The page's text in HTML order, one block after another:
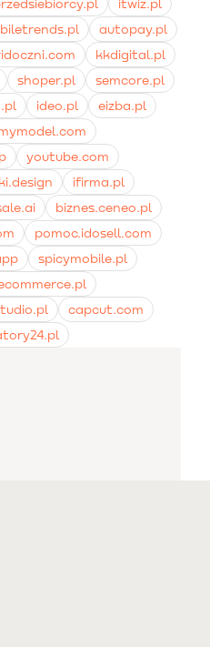
itwiz.pl
autopay.pl
kkdigital.pl
shoper.pl
semcore.pl
ideo.pl
eizba.pl
youtube.com
ifirma.pl
biznes.ceneo.pl
pomoc.idosell.com
spicymobile.pl
capcut.com